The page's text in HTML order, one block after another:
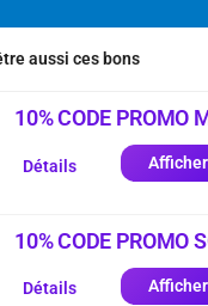
aussi ces bons
10% CODE PROMO
Détails
10% CODE PROMO
Détails